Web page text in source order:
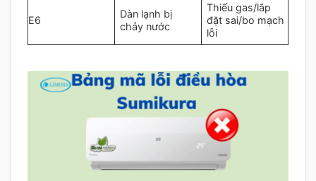
E6
Dàn lạnh bị
chảy nước
Thiếu gas/lắp
đặt sai/bo mạch
lỗi